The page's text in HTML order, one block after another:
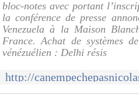
bloc-notes avec portant
la conférence de presse
Venezuela à la Maison
France. Achat de systèmes
vénézuélien : Delhi résis